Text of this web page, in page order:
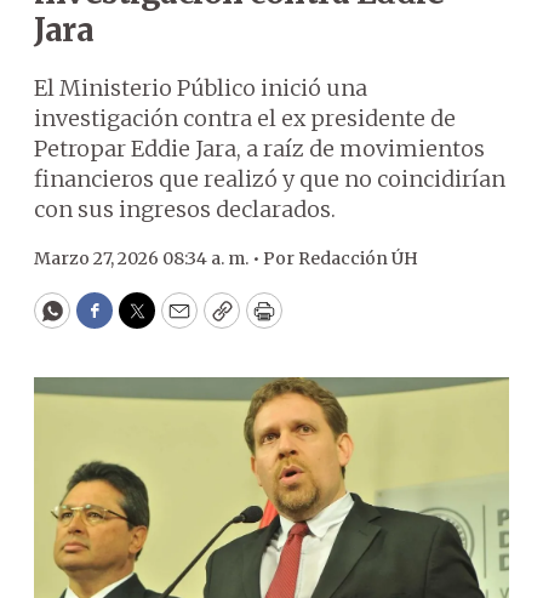
Jara
El Ministerio Público inició una
investigación contra el ex presidente de
Petropar Eddie Jara, a raíz de movimientos
financieros que realizó y que no coincidirían
con sus ingresos declarados.
Marzo 27, 2026 08:34 a. m. • Por Redacción ÚH
WhatsApp
Facebook
Twitter
EmailCopyPrint